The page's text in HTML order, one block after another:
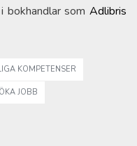
bokhandlar som Adlibris
KOMPETENSER
JOBB